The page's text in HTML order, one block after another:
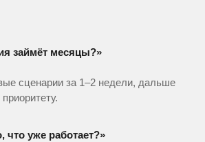
займёт месяцы?»
сценарии за 1–2 недели, дальше
что уже работает?»